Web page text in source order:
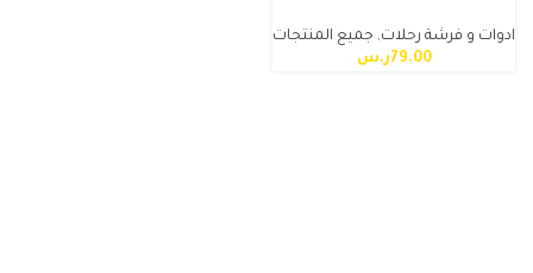
ادوات و فرشة رحلات, جميع المنتجات
79.00ر.س